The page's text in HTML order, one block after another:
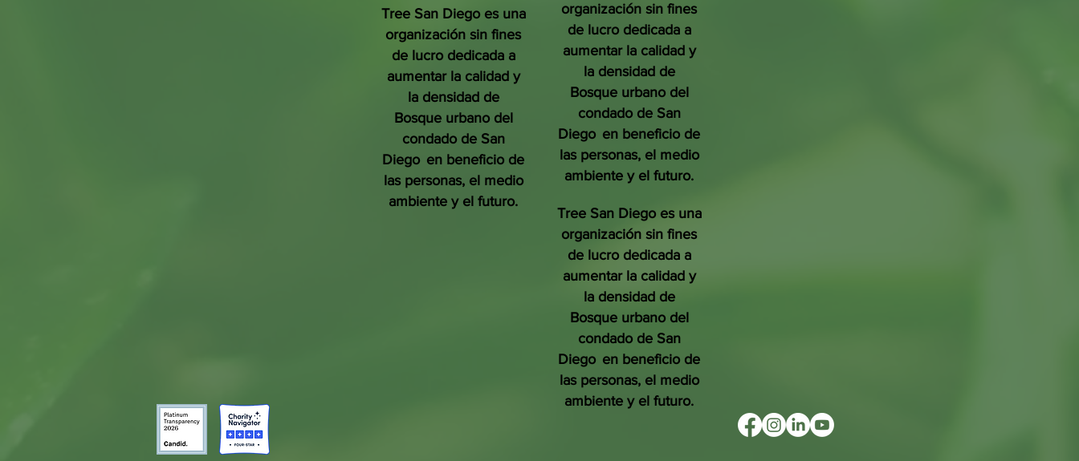
Tree San Diego es una
organización sin fines
de lucro dedicada a
aumentar la calidad y
la densidad de
Bosque urbano del
condado de San
Diego en beneficio de
las personas, el medio
ambiente y el futuro.
organización sin fines
de lucro dedicada a
aumentar la calidad y
la densidad de
Bosque urbano del
condado de San
Diego en beneficio de
las personas, el medio
ambiente y el futuro.
Tree San Diego es una
organización sin fines
de lucro dedicada a
aumentar la calidad y
la densidad de
Bosque urbano del
condado de San
Diego en beneficio de
las personas, el medio
ambiente y el futuro.